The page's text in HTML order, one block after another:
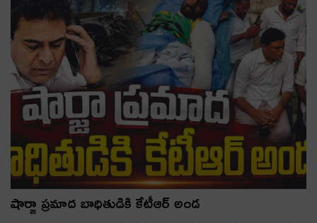
షార్జా ప్రమాద బాధితుడికి కేటీఆర్ అండ